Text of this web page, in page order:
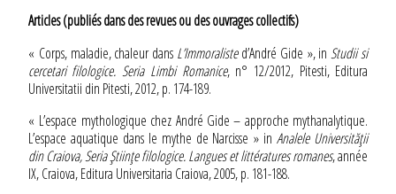
Articles (publiés dans des revues ou des ouvrages collectifs)
« Corps, maladie, chaleur dans L’Immoralisted’André Gide », inStudii si
cercetari filologice. Seria Limbi Romanice, n° 12/2012, Pitesti, Editura
Universitatii din Pitesti, 2012, p. 174-189.
« L’espace mythologique chez André Gide – approche mythanalytique.
L’espace aquatique dans le mythe de Narcisse » inAnalele Universităţii
din Craiova, Seria Ştiinţe filologice. Langues et littératures romanes, année
IX, Craiova, Editura Universitaria Craiova, 2005, p. 181-188.